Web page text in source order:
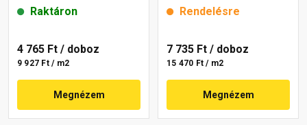
Raktáron
4 765 Ft / doboz
9 927 Ft / m2
Megnézem
Rendelésre
7 735 Ft / doboz
15 470 Ft / m2
Megnézem